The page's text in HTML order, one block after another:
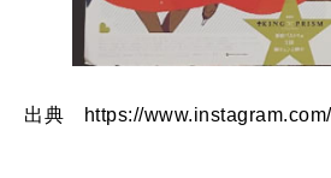
出典 https://